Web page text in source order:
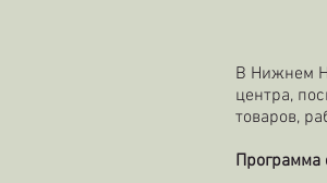
В Нижнем
центра,
товаров,
Программа